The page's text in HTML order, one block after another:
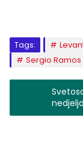
Tags:
Sergio Ramos
nedjelja